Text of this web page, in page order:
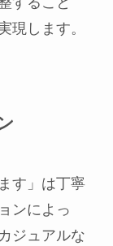
現します。
す」は丁寧
ンによっ
ジュアルな